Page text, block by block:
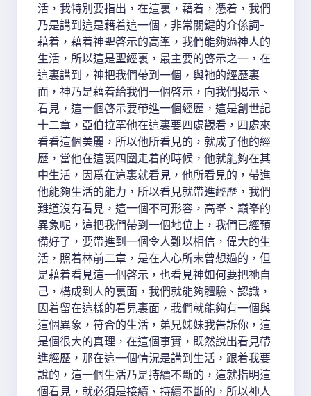
活，我特別要指出，在這裏，藉着，憑着，我們
乃是講到這是藉着這一個，非常關鍵的介係詞-
藉着，藉着神聖啓示的高峯，我們能夠過神人的
生活，所以這是聖經裏，最主要的啓示之一，在
這裏講到，神把我們帶到一個，與祂的經歷裏
面，神乃是藉着給我們一個啓示，向我們揭示、
看見，這一個啓示要帶進一個經歷，這是創世記
十二章，亞伯拉罕他在這裏要四處觀看，四處來
看看這個美麗，所以他所看見的，就成了他的經
歷，當他在這裏四圍走着的時候，他就能夠在其
中生活，因爲在這裏就看見，他所看見的，帶進
他能夠生活的能力，所以看見就帶進經歷，我們
難道沒有看見，這一個不可形容，高峯、巔峯的
異象呢，這把我們帶到一個地位上，我們已經預
備好了，要帶進到一個令人難以相信，偉大的生
活，照着林前二章，是在人心所未曾想過的，但
是藉着看見這一個啓示，也看見神如何要把祂自
己，構成到人的裏面，我們就能夠體驗、認識，
因着留在這樣的看見裏面，我們就能夠有一個與
這個異象，符合的生活，弟兄姊妹我告訴你，這
是個很大的真理，在這個事實，既然說出看見帶
進經歷，那在這一個情況是講到生活，跟着我要
說的，這一個生活乃是持續不斷的，這就指明這
個看見，就必須是接續、持續不斷的，所以神人